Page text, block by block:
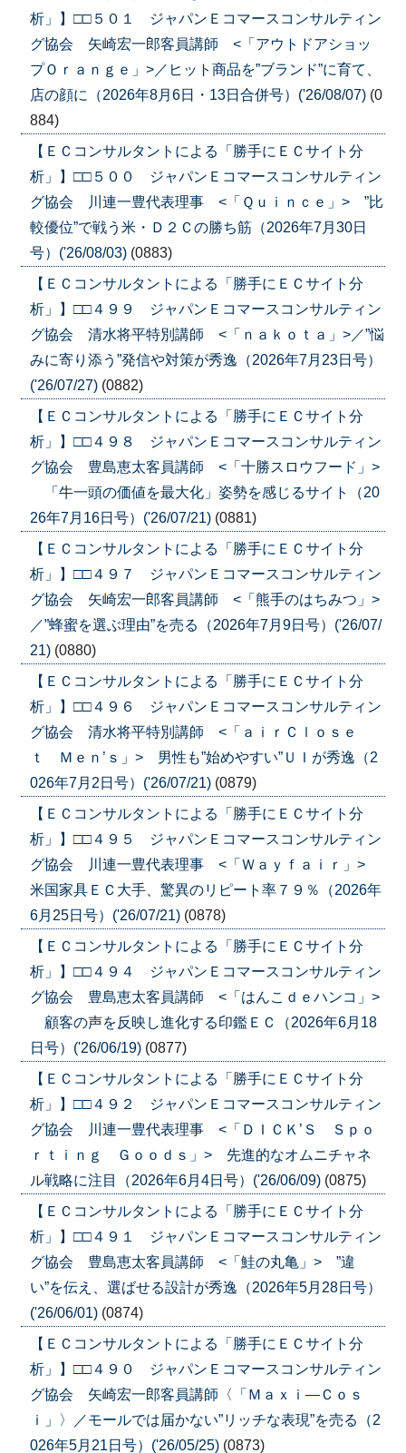
析」】□□５０１ ジャパンＥコマースコンサルティン
グ協会 矢崎宏一郎客員講師 <「アウトドアショッ
プＯｒａｎｇｅ」>／ヒット商品を”ブランド”に育て、
店の顔に（2026年8月6日・13日合併号）('26/08/07) (0
884)
【ＥＣコンサルタントによる「勝手にＥＣサイト分
析」】□□５００ ジャパンＥコマースコンサルティン
グ協会 川連一豊代表理事 <「Ｑｕｉｎｃｅ」> ”比
較優位”で戦う米・Ｄ２Ｃの勝ち筋（2026年7月30日
号）('26/08/03) (0883)
【ＥＣコンサルタントによる「勝手にＥＣサイト分
析」】□□４９９ ジャパンＥコマースコンサルティン
グ協会 清水将平特別講師 <「ｎａｋｏｔａ」>／”悩
みに寄り添う”発信や対策が秀逸（2026年7月23日号）
('26/07/27) (0882)
【ＥＣコンサルタントによる「勝手にＥＣサイト分
析」】□□４９８ ジャパンＥコマースコンサルティン
グ協会 豊島恵太客員講師 <「十勝スロウフード」>
「牛一頭の価値を最大化」姿勢を感じるサイト（20
26年7月16日号）('26/07/21) (0881)
【ＥＣコンサルタントによる「勝手にＥＣサイト分
析」】□□４９７ ジャパンＥコマースコンサルティン
グ協会 矢崎宏一郎客員講師 <「熊手のはちみつ」>
／”蜂蜜を選ぶ理由”を売る（2026年7月9日号）('26/07/
21) (0880)
【ＥＣコンサルタントによる「勝手にＥＣサイト分
析」】□□４９６ ジャパンＥコマースコンサルティン
グ協会 清水将平特別講師 <「ａｉｒＣｌｏｓｅ
ｔ Ｍｅｎ’ｓ」> 男性も”始めやすい”ＵＩが秀逸（2
026年7月2日号）('26/07/21) (0879)
【ＥＣコンサルタントによる「勝手にＥＣサイト分
析」】□□４９５ ジャパンＥコマースコンサルティン
グ協会 川連一豊代表理事 <「Ｗａｙｆａｉｒ」>
米国家具ＥＣ大手、驚異のリピート率７９％（2026年
6月25日号）('26/07/21) (0878)
【ＥＣコンサルタントによる「勝手にＥＣサイト分
析」】□□４９４ ジャパンＥコマースコンサルティン
グ協会 豊島恵太客員講師 <「はんこｄｅハンコ」>
顧客の声を反映し進化する印鑑ＥＣ（2026年6月18
日号）('26/06/19) (0877)
【ＥＣコンサルタントによる「勝手にＥＣサイト分
析」】□□４９２ ジャパンＥコマースコンサルティン
グ協会 川連一豊代表理事 <「ＤＩＣＫ’Ｓ Ｓｐｏ
ｒｔｉｎｇ Ｇｏｏｄｓ」> 先進的なオムニチャネ
ル戦略に注目（2026年6月4日号）('26/06/09) (0875)
【ＥＣコンサルタントによる「勝手にＥＣサイト分
析」】□□４９１ ジャパンＥコマースコンサルティン
グ協会 豊島恵太客員講師 <「鮭の丸亀」> ”違
い”を伝え、選ばせる設計が秀逸（2026年5月28日号）
('26/06/01) (0874)
【ＥＣコンサルタントによる「勝手にＥＣサイト分
析」】□□４９０ ジャパンＥコマースコンサルティン
グ協会 矢崎宏一郎客員講師〈「Ｍａｘｉ―Ｃｏｓ
ｉ」〉／モールでは届かない”リッチな表現”を売る（2
026年5月21日号）('26/05/25) (0873)